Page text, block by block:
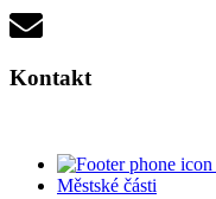
Kontakt
Městské části